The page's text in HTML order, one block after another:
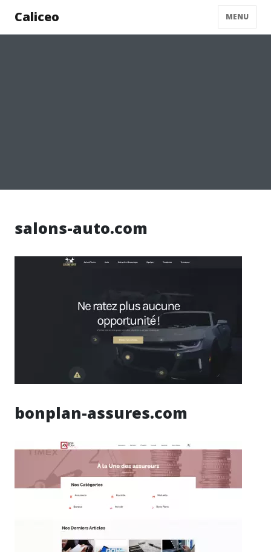
Caliceo MENU
salons-auto.com
bonplan-assures.com